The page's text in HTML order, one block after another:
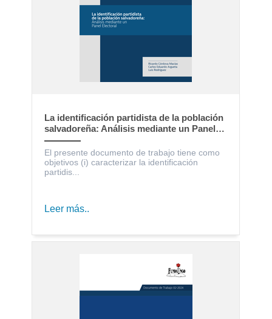
La identificación partidista de la población
salvadoreña: Análisis mediante un Panel
Electoral
El presente documento de trabajo tiene como
objetivos (i) caracterizar la identificación
partidis...
Leer más..